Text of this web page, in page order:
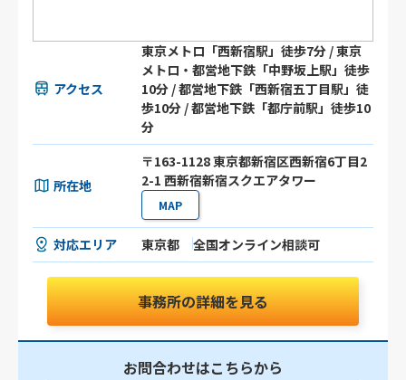
アクセス
東京メトロ「西新宿駅」徒歩7分 / 東京
メトロ・都営地下鉄「中野坂上駅」徒歩
10分 / 都営地下鉄「西新宿五丁目駅」徒
歩10分 / 都営地下鉄「都庁前駅」徒歩10
分
所在地
〒163-1128 東京都新宿区西新宿6丁目2
2-1 西新宿新宿スクエアタワー
MAP
対応エリア 東京都 全国オンライン相談可
事務所の詳細を見る
お問合わせはこちらから